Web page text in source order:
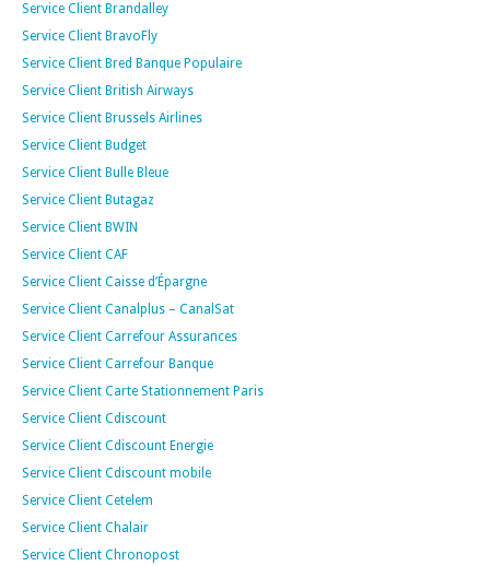
Service Client Brandalley
Service Client BravoFly
Service Client Bred Banque Populaire
Service Client British Airways
Service Client Brussels Airlines
Service Client Budget
Service Client Bulle Bleue
Service Client Butagaz
Service Client BWIN
Service Client CAF
Service Client Caisse d’Épargne
Service Client Canalplus – CanalSat
Service Client Carrefour Assurances
Service Client Carrefour Banque
Service Client Carte Stationnement Paris
Service Client Cdiscount
Service Client Cdiscount Energie
Service Client Cdiscount mobile
Service Client Cetelem
Service Client Chalair
Service Client Chronopost